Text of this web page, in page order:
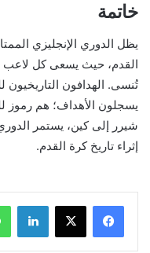
خاتمة
يظل الدوري الإنجليزي
القدم، حيث يسعى كل لاعب
تُنسى. الهدافون
يسجلون الأهداف؛ هم رموز
شيرر إلى كين، يستمر
إثراء تاريخ كرة القدم.
لينكدإن